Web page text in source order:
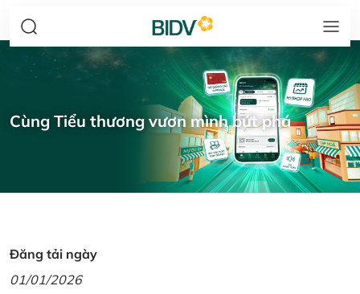
Cùng Tiểu thương vươn mình bứt phá
Đăng tải ngày
01/01/2026